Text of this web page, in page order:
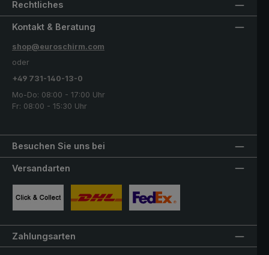
Rechtliches
Besuchen Sie uns bei
Kontakt & Beratung
shop@euroschirm.com
oder
+49 731-140-13-0
Mo-Do: 08:00 - 17:00 Uhr
Fr: 08:00 - 15:30 Uhr
Versandarten
Zahlungsarten